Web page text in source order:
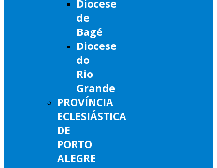
Diocese
de
Bagé
Diocese
do
Rio
Grande
PROVÍNCIA
ECLESIÁSTICA
DE
PORTO
ALEGRE